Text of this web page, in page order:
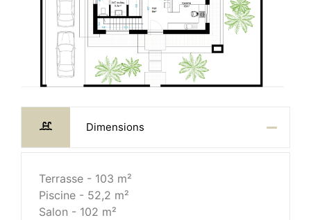
Dimensions
Terrasse - 103 m²
Piscine - 52,2 m²
Salon - 102 m²